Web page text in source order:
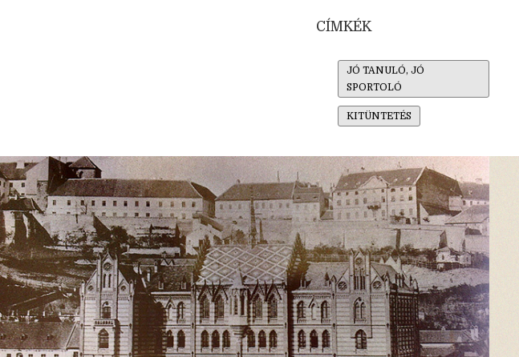
CÍMKÉK
JÓ TANULÓ, JÓ
SPORTOLÓ
KITÜNTETÉS